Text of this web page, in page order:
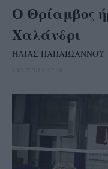
Ο Θρίαμβος
Χαλάνδρι
ΗΛΙΑΣ ΠΑΠΑΪΩΑΝΝΟΥ